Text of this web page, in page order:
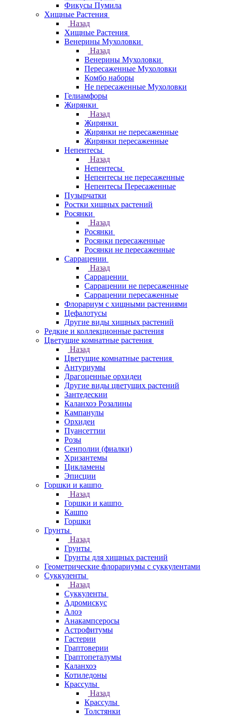
Фикусы Пумила
Хищные Растения
Назад
Хищные Растения
Венерины Мухоловки
Назад
Венерины Мухоловки
Пересаженные Мухоловки
Комбо наборы
Не пересаженные Мухоловки
Гелиамфоры
Жирянки
Назад
Жирянки
Жирянки не пересаженные
Жирянки пересаженные
Непентесы
Назад
Непентесы
Непентесы не пересаженные
Непентесы Пересаженные
Пузырчатки
Ростки хищных растений
Росянки
Назад
Росянки
Росянки пересаженные
Росянки не пересаженные
Саррацении
Назад
Саррацении
Саррацении не пересаженные
Саррацении пересаженные
Флорариум с хищными растениями
Цефалотусы
Другие виды хищных растений
Редкие и коллекционные растения
Цветущие комнатные растения
Назад
Цветущие комнатные растения
Антуриумы
Драгоценные орхидеи
Другие виды цветущих растений
Зантедескии
Каланхоэ Розалины
Кампанулы
Орхидеи
Пуансеттии
Розы
Сенполии (фиалки)
Хризантемы
Цикламены
Эписции
Горшки и кашпо
Назад
Горшки и кашпо
Кашпо
Горшки
Грунты
Назад
Грунты
Грунты для хищных растений
Геометрические флорариумы с суккулентами
Суккуленты
Назад
Суккуленты
Адромискус
Алоэ
Анакампсеросы
Астрофитумы
Гастерии
Граптоверии
Граптопеталумы
Каланхоэ
Котиледоны
Крассулы
Назад
Крассулы
Толстянки